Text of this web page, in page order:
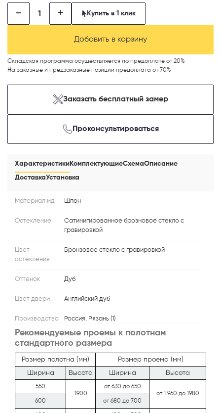
- + Купить в 1 клик
Добавить в корзину
Складская программа осуществляется по предоплате от 20%
На заказные и предзаказные позиции предоплата от 70%
Заказать бесплатный замер
Проконсультироваться
ХарактеристикиКомплектующиеСхемаОписание
ДоставкаУстановка
Материал мд Шпон
Остекление
Сатинигированное брозновое стекло с
гравировкой
Цвет
остекления
Бронзовое стекло с гравировкой
Оттенок Дуб
Цвет двери Английский дуб
Производство Россия, Рязань (1)
Рекомендуемые проемы к полотнам
стандартного размера
Размер полотна (мм)
Размер проема (мм)
Ширина
Высота Ширина Высота
550
1900
от 630 до 650
от 1 960 до 1980
600
от 680 до 700